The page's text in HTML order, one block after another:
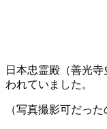
日本忠霊殿（善光
われていました。
（写真撮影可だっ